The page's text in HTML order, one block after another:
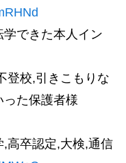
できた本人イン
登校,引きこもりな
った保護者様
高卒認定,大検,通信